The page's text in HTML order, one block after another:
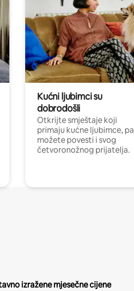
Kućni ljubimci su
dobrodošli
Otkrijte smještaje koji
primaju kućne ljubimce, pa
možete povesti i svog
četvoronožnog prijatelja.
izražene mjesečne cijene